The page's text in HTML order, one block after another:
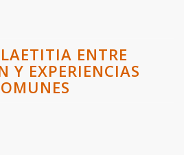
ENTRE
Y EXPERIENCIAS